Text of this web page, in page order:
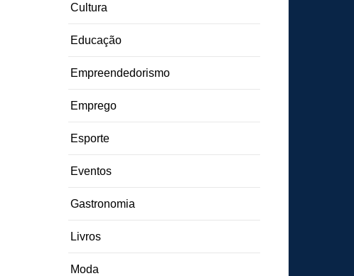
Cultura
Educação
Empreendedorismo
Emprego
Esporte
Eventos
Gastronomia
Livros
Moda